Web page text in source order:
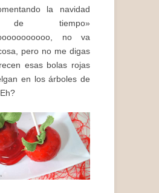
la navidad
de tiempo»
no va
pero no me digas
esas bolas rojas
en los árboles de